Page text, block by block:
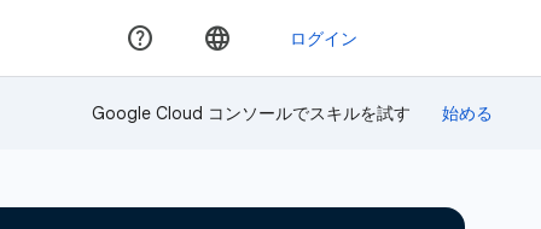
Google Cloud コンソールでスキルを試す